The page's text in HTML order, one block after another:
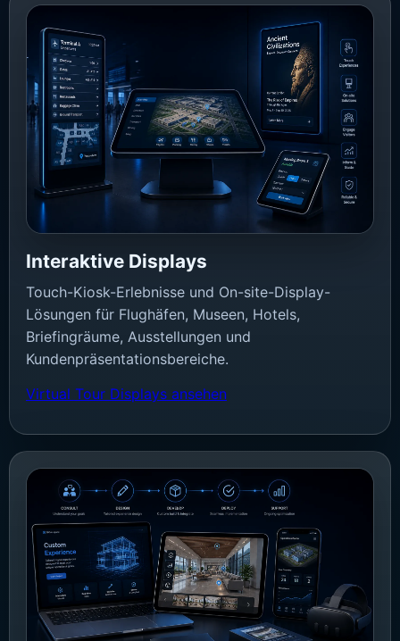
Interaktive Displays
Touch-Kiosk-Erlebnisse und On-site-Display-
Lösungen für Flughäfen, Museen, Hotels,
Briefingräume, Ausstellungen und
Kundenpräsentationsbereiche.
Virtual Tour Displays ansehen